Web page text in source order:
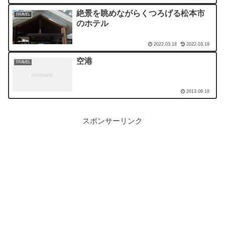
TRAVEL
絶景を眺めながらくつろげる松本市
のホテル
2022.03.18 2022.03.19
TRAVEL 空港
2013.09.18
スポンサーリンク